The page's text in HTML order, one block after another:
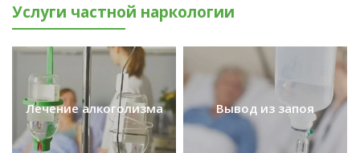
Услуги частной наркологии
Лечение алкоголизма
Лечение
алкоголизма
Лечение больных
алкоголизмом на любой
Вывод из запоя
Вывод
из запоя
Выведение из запоя быстро,
анонимно с гарантией